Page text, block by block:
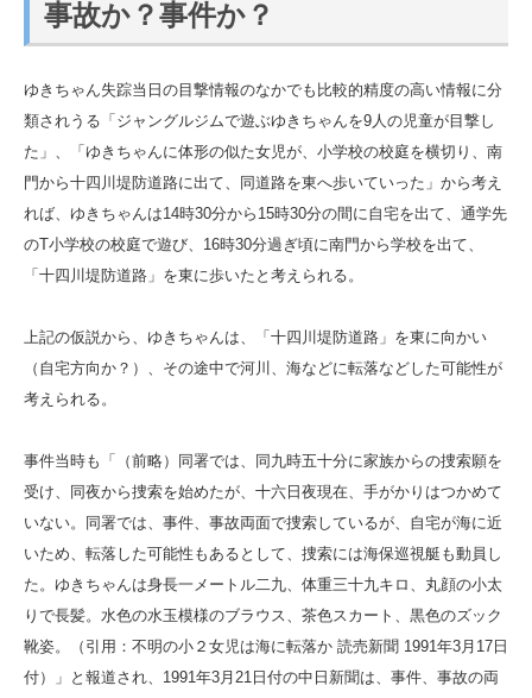
事故か？事件か？
ゆきちゃん失踪当日の目撃情報のなかでも比較的精度の高い情報に分
類されうる「ジャングルジムで遊ぶゆきちゃんを9人の児童が目撃し
た」、「ゆきちゃんに体形の似た女児が、小学校の校庭を横切り、南
門から十四川堤防道路に出て、同道路を東へ歩いていった」から考え
れば、ゆきちゃんは14時30分から15時30分の間に自宅を出て、通学先
のT小学校の校庭で遊び、16時30分過ぎ頃に南門から学校を出て、
「十四川堤防道路」を東に歩いたと考えられる。
上記の仮説から、ゆきちゃんは、「十四川堤防道路」を東に向かい
（自宅方向か？）、その途中で河川、海などに転落などした可能性が
考えられる。
事件当時も「（前略）同署では、同九時五十分に家族からの捜索願を
受け、同夜から捜索を始めたが、十六日夜現在、手がかりはつかめて
いない。同署では、事件、事故両面で捜索しているが、自宅が海に近
いため、転落した可能性もあるとして、捜索には海保巡視艇も動員し
た。ゆきちゃんは身長一メートル二九、体重三十九キロ、丸顔の小太
りで長髪。水色の水玉模様のブラウス、茶色スカート、黒色のズック
靴姿。（引用：不明の小２女児は海に転落か 読売新聞 1991年3月17日
付）」と報道され、1991年3月21日付の中日新聞は、事件、事故の両